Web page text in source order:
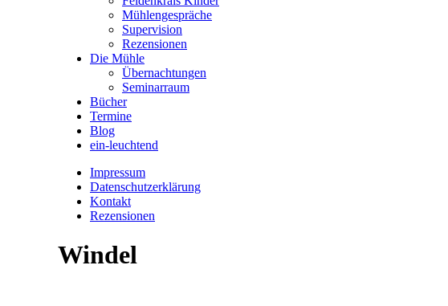
Mühlengespräche
Supervision
Rezensionen
Die Mühle
Übernachtungen
Seminarraum
Bücher
Termine
Blog
ein-leuchtend
Impressum
Datenschutzerklärung
Kontakt
Rezensionen
Windel